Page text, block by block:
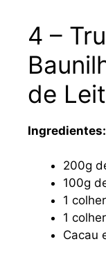
4 –
de
Ingredientes:
200g
100g
1
1
Cacau